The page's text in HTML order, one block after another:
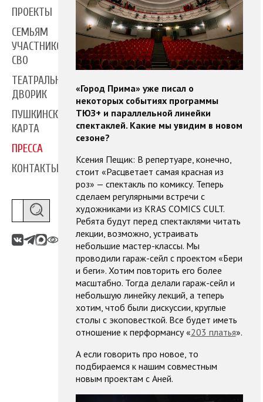
ПРОЕКТЫ
СЕМЬЯМ
УЧАСТНИКОВ
СВО
ТЕАТРАЛЬНЫЙ
ДВОРИК
ПУШКИНСКАЯ
КАРТА
ПРЕССА
КОНТАКТЫ
«Город Прима» уже писал о
некоторых событиях программы
ТЮЗ+ и параллельной линейки
спектаклей. Какие мы увидим в новом
сезоне?
Ксения Пещик: В репертуаре, конечно,
стоит «Расцветает самая красная из
роз» — спектакль по комиксу. Теперь
сделаем регулярными встречи с
художниками из KRAS COMICS СULT.
Ребята будут перед спектаклями читать
лекции, возможно, устраивать
небольшие мастер-классы. Мы
проводили гараж-сейл с проектом «Бери
и беги». Хотим повторить его более
масштабно. Тогда делали гараж-сейл и
небольшую линейку лекций, а теперь
хотим, чтоб были дискуссии, круглые
столы с экоповесткой. Все будет иметь
отношение к перформансу «203 платья».
А если говорить про новое, то
подбираемся к нашим совместным
новым проектам с Аней.